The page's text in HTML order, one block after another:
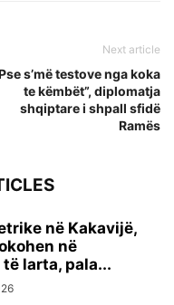
Next article
s’më testove nga koka
te këmbët”, diplomatja
shqiptare i shpall sfidë
Ramës
në Kakavijë,
në
larta, pala...